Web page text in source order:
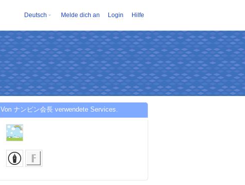
Deutsch Melde dich an Login Hilfe
Von ナンピン会長 verwendete Services.